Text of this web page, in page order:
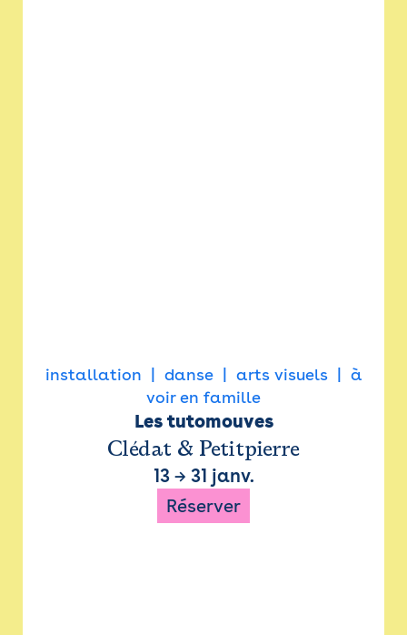
installation danse arts visuels
à
voir en famille
Les tutomouves
Clédat & Petitpierre
13→ 31 janv.
Réserver